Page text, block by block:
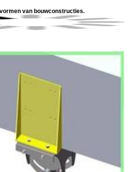
van bouwconstructies.